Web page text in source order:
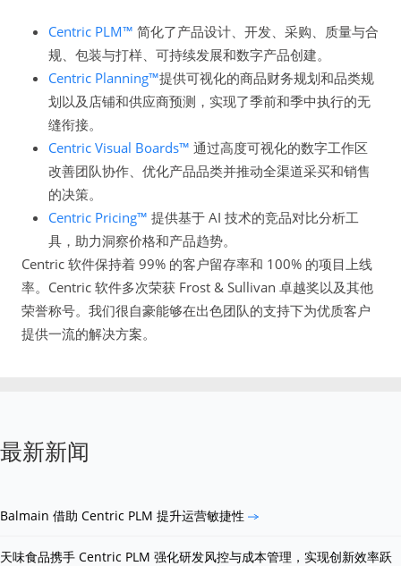
Centric PLM™ 简化了产品设计、开发、采购、质量与合
规、包装与打样、可持续发展和数字产品创建。
Centric Planning™提供可视化的商品财务规划和品类规
划以及店铺和供应商预测，实现了季前和季中执行的无
缝衔接。
Centric Visual Boards™ 通过高度可视化的数字工作区
改善团队协作、优化产品品类并推动全渠道采买和销售
的决策。
Centric Pricing™ 提供基于 AI 技术的竞品对比分析工
具，助力洞察价格和产品趋势。
Centric 软件保持着 99% 的客户留存率和 100% 的项目上线
率。Centric 软件多次荣获 Frost & Sullivan 卓越奖以及其他
荣誉称号。我们很自豪能够在出色团队的支持下为优质客户
提供一流的解决方案。
最新新闻
Balmain 借助 Centric PLM 提升运营敏捷性
天味食品携手 Centric PLM 强化研发风控与成本管理，实现创新效率跃